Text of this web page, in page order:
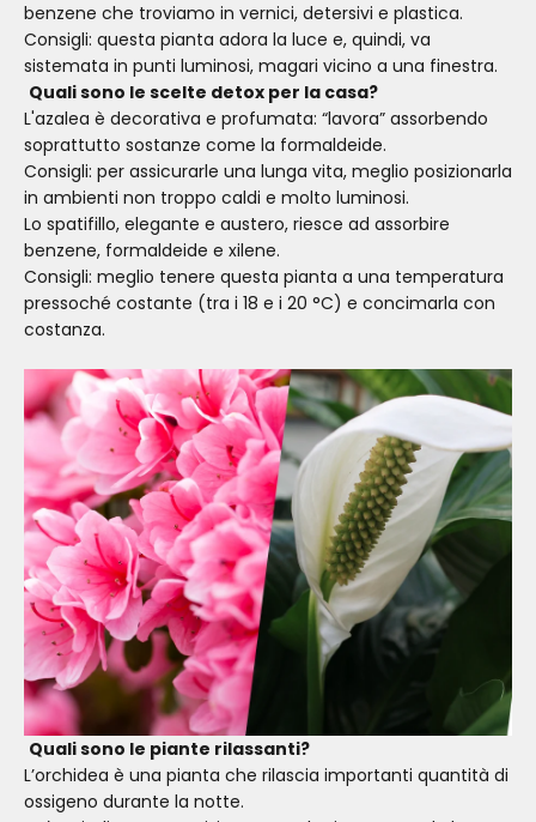
benzene che troviamo in vernici, detersivi e plastica.
Consigli: questa pianta adora la luce e, quindi, va
sistemata in punti luminosi, magari vicino a una finestra.
Quali sono le scelte detox per la casa?
L'azalea è decorativa e profumata: “lavora” assorbendo
soprattutto sostanze come la formaldeide.
Consigli: per assicurarle una lunga vita, meglio posizionarla
in ambienti non troppo caldi e molto luminosi.
Lo spatifillo, elegante e austero, riesce ad assorbire
benzene, formaldeide e xilene.
Consigli: meglio tenere questa pianta a una temperatura
pressoché costante (tra i 18 e i 20 °C) e concimarla con
costanza.
Quali sono le piante rilassanti?
L’orchidea è una pianta che rilascia importanti quantità di
ossigeno durante la notte.